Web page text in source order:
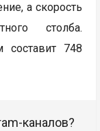
а скорость
столба.
составит 748
каналов?